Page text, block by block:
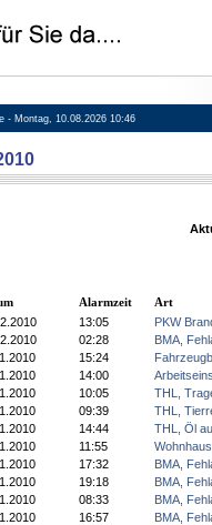
- Montag, 10.08.2026 10:46
Alarmzeit
Art
13:05
PKW
02:28
BMA,
15:24
14:00
10:05
THL,
09:39
THL,
14:44
THL, Öl
11:55
17:32
BMA,
19:18
BMA,
08:33
BMA,
16:57
BMA,